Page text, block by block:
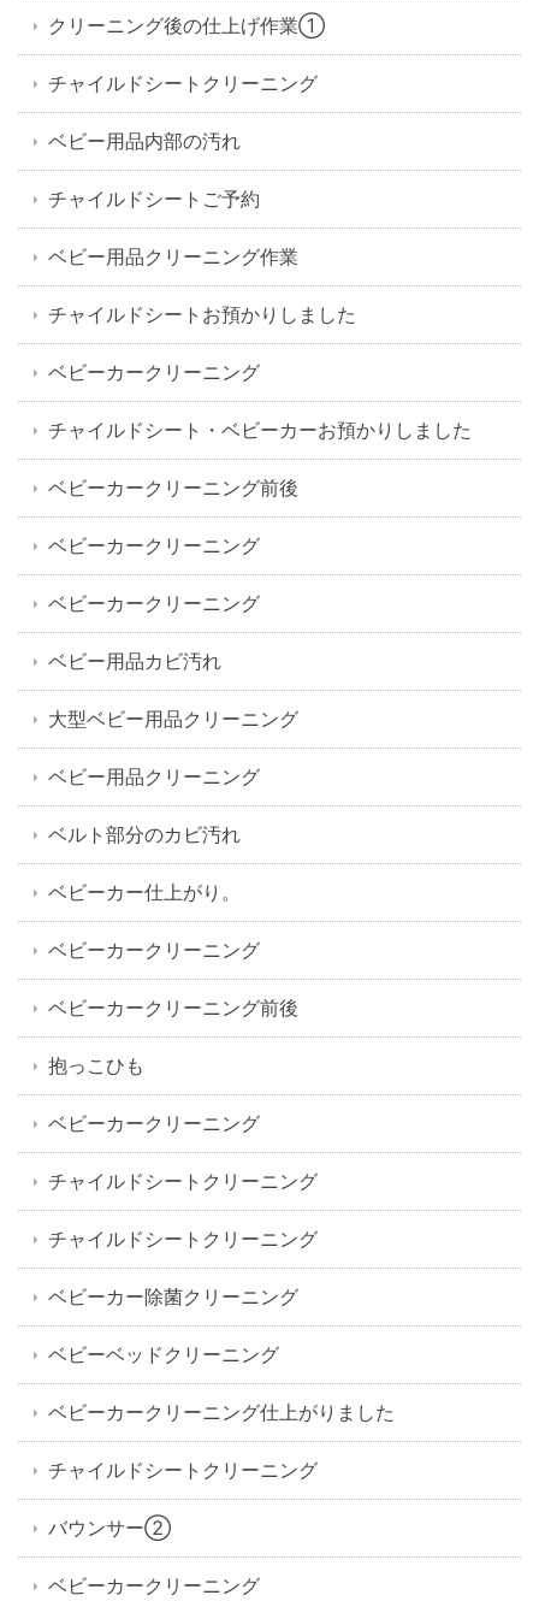
クリーニング後の仕上げ作業①
チャイルドシートクリーニング
ベビー用品内部の汚れ
チャイルドシートご予約
ベビー用品クリーニング作業
チャイルドシートお預かりしました
ベビーカークリーニング
チャイルドシート・ベビーカーお預かりしました
ベビーカークリーニング前後
ベビーカークリーニング
ベビーカークリーニング
ベビー用品カビ汚れ
大型ベビー用品クリーニング
ベビー用品クリーニング
ベルト部分のカビ汚れ
ベビーカー仕上がり。
ベビーカークリーニング
ベビーカークリーニング前後
抱っこひも
ベビーカークリーニング
チャイルドシートクリーニング
チャイルドシートクリーニング
ベビーカー除菌クリーニング
ベビーベッドクリーニング
ベビーカークリーニング仕上がりました
チャイルドシートクリーニング
バウンサー②
ベビーカークリーニング